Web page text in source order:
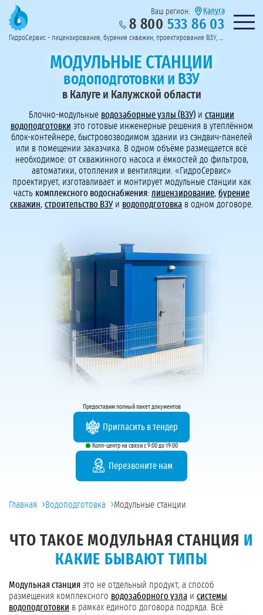
Предоставим полный пакет документов
Пригласить в тендер
Колл-центр на связи с 9:00 до 19:00
Перезвоните мне!
Ваш регион: Калуга
8 800 533 86 03 Нужна
ГидроСервис - лицензирование, бурение скважин, проектирование ВЗУ, системы водоподготовки
МОДУЛЬНЫЕ СТАНЦИИ
водоподготовки и ВЗУ
в Калуге и Калужской области
Блочно-модульные водозаборные узлы (ВЗУ) и станции
водоподготовки это готовые инженерные решения в утеплённом
блок-контейнере, быстровозводимом здании из сэндвич-панелей
или в помещении заказчика. В одном объёме размещается всё
необходимое: от скважинного насоса и ёмкостей до фильтров,
автоматики, отопления и вентиляции. «ГидроСервис»
проектирует, изготавливает и монтирует модульные станции как
часть комплексного водоснабжения: лицензирование, бурение
скважин, строительство ВЗУи водоподготовка в одном договоре.
Предоставим полный пакет документов
Пригласить в тендер
Колл-центр на связи с 9:00 до 19:00
Перезвоните нам
Главная ›Водоподготовка ›Модульные станции
ЧТО ТАКОЕ МОДУЛЬНАЯ СТАНЦИЯ
И
КАКИЕ БЫВАЮТ ТИПЫ
Модульная станция это не отдельный продукт, а способ
размещения комплексного водозаборного узла и системы
водоподготовки в рамках единого договора подряда. Всё